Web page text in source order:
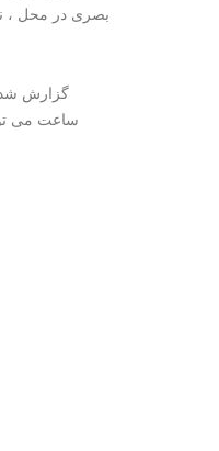
بصری در محل ، نزدیک به 6000
گزارش
ساعت می